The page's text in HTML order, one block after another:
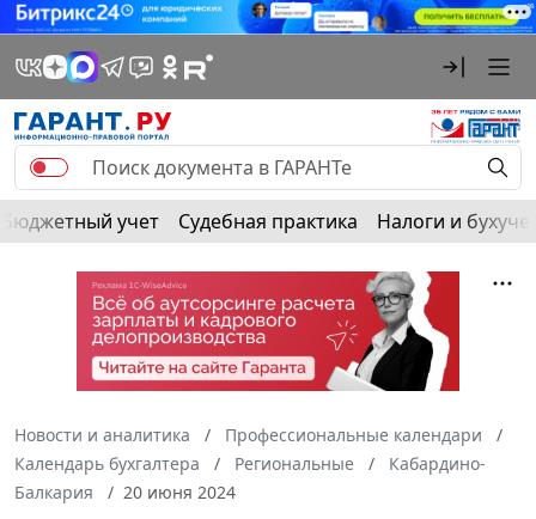
Бюджетный учет Судебная практика Налоги и
Новости и аналитика
Профессиональные календари
Календарь бухгалтера
Региональные
Кабардино-
Балкария
20 июня 2024